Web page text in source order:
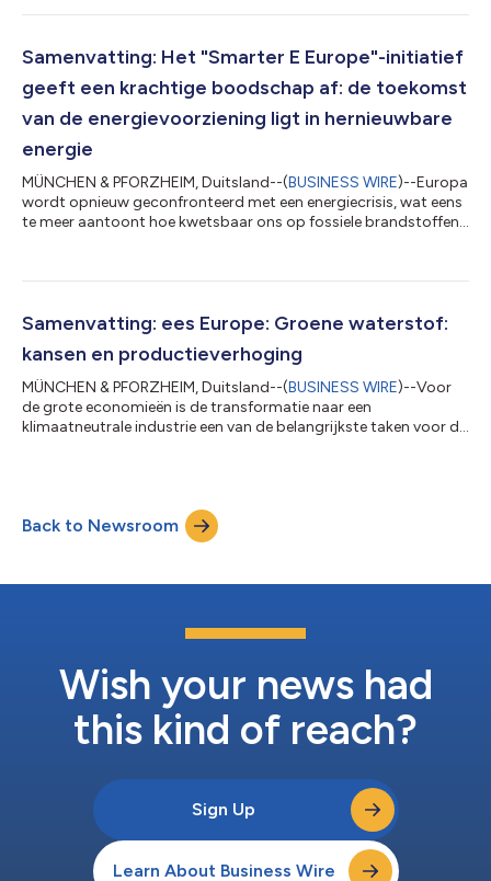
München bood een blik op een toekomstgerichte energiewereld
ging een krachtig signaal met een duidelijke boodschap de
wereld in: de toekomst is hernieuwbaar. Hern...
Samenvatting: Het "Smarter E Europe"-initiatief
geeft een krachtige boodschap af: de toekomst
van de energievoorziening ligt in hernieuwbare
energie
MÜNCHEN & PFORZHEIM, Duitsland--(BUSINESS WIRE)--Europa
wordt opnieuw geconfronteerd met een energiecrisis, wat eens
te meer aantoont hoe kwetsbaar ons op fossiele brandstoffen
Het doel is om de afhankelijkheid van de invoer van fossiele
Vanuit The smarter E Europe, Europa’s grootste beursalliantie
Samenvatting: ees Europe: Groene waterstof:
kansen en productieverhoging
MÜNCHEN & PFORZHEIM, Duitsland--(BUSINESS WIRE)--Voor
de grote economieën is de transformatie naar een
klimaatneutrale industrie een van de belangrijkste taken voor de
productie- en energiesector. De daadwerkelijke
marktontwikkeling blijft echter achter bij deze ambitieuze
doelstellingen: volgens het Global...
Back to Newsroom
Wish your news had
this kind of reach?
Sign Up
Learn About Business Wire